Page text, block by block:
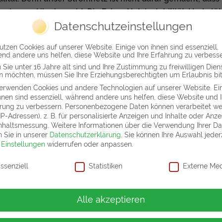
niemand ihn braucht. Die Folge: Netzinstabilität. Und
ist: Die Zukunft heißt Netzdienlichkeit. Wer heute
gewinnt“, sondern „Wer dem Netz nützt, verdient“.
regeln – so, dass das Netz stabil bleibt.
Intelligenz
Mit einem Mix aus lokalem Speicher, zeitversetzter
Mehrwert für Investoren. Kein Preisdumping mehr
werden
uns entwickelte hochgradig energieautarke
zur Netzstabilisierung beitragen – und dabei
Datenschutzeinstellungen
Cookies auf unserer Website. Einige von ihnen sind essenziell,
andere uns helfen, diese Website und Ihre Erfahrung zu
Sie unter 16 Jahre alt sind und Ihre Zustimmung zu freiwilligen
möchten, müssen Sie Ihre Erziehungsberechtigten um Erlaubnis
Cookies und andere Technologien auf unserer Website.
sind essenziell, während andere uns helfen, diese Website und
zu verbessern. Personenbezogene Daten können verarbeitet
Adressen), z. B. für personalisierte Anzeigen und Inhalte oder
Weitere Informationen über die Verwendung Ihrer
Sie in unserer Datenschutzerklärung Sie können Ihre Auswahl
Einstellungen widerrufen oder anpassen.
Statistiken Externe
Alle akzeptieren